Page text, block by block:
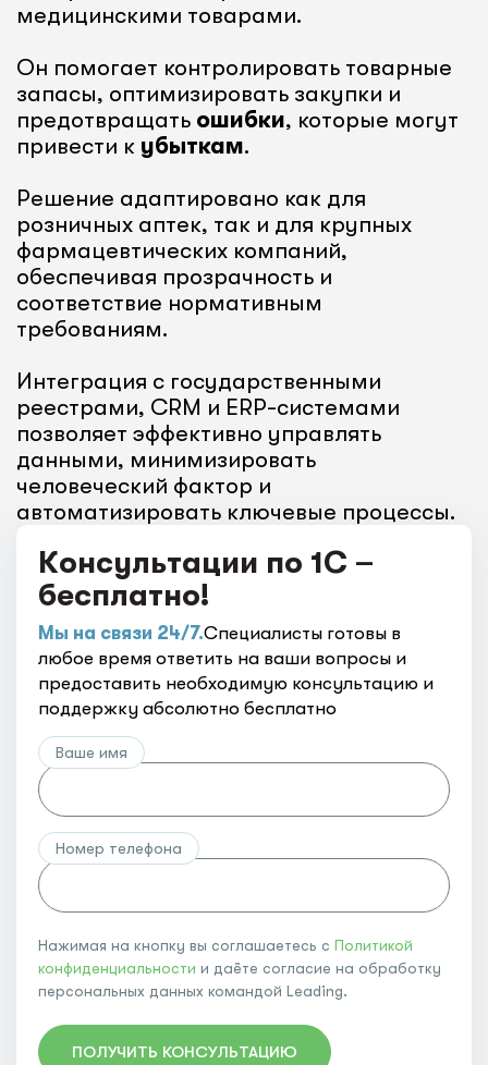
медицинскими товарами.
Он помогает контролировать товарные
запасы, оптимизировать закупки и
предотвращать ошибки, которые могут
привести к убыткам.
Решение адаптировано как для
розничных аптек, так и для крупных
фармацевтических компаний,
обеспечивая прозрачность и
соответствие нормативным
требованиям.
Интеграция с государственными
реестрами, CRM и ERP-системами
позволяет эффективно управлять
данными, минимизировать
человеческий фактор и
автоматизировать ключевые процессы.
Консультации по 1С –
бесплатно!
Мы на связи 24/7.Специалисты готовы в
любое время ответить на ваши вопросы и
предоставить необходимую консультацию и
поддержку абсолютно бесплатно
Ваше имя
Номер телефона
Нажимая на кнопку вы соглашаетесь с Политикой
конфиденциальности и даёте согласие на обработку
персональных данных командой Leading.
ПОЛУЧИТЬ КОНСУЛЬТАЦИЮ